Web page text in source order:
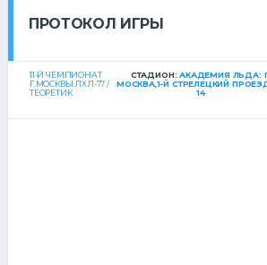
ПРОТОКОЛ ИГРЫ
11-Й ЧЕМПИОНАТ
Г.МОСКВЫ ЛХЛ-77 /
ТЕОРЕТИК
СТАДИОН:АКАДЕМИЯ ЛЬДА:
МОСКВА,1-Й СТРЕЛЕЦКИЙ
14